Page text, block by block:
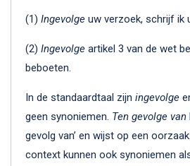
(1) Ingevolge uw verzoek, schrijf ik
(2) Ingevolge artikel 3 van de wet
beboeten.
In de standaardtaal zijn ingevolge
geen synoniemen. Ten gevolge van
gevolg van’ en wijst op een
context kunnen ook synoniemen